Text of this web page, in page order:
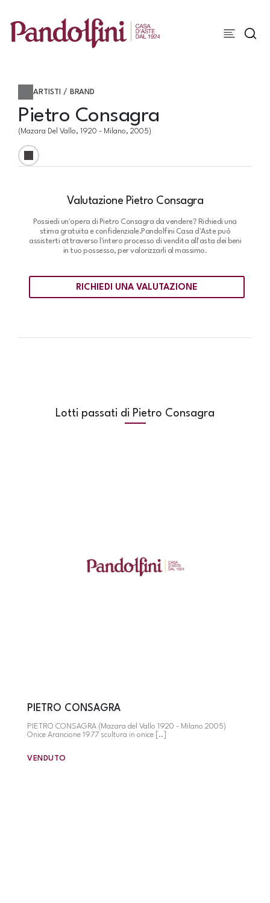
ARTISTI / BRAND
Pietro Consagra
(Mazara Del Vallo, 1920 - Milano, 2005)
Valutazione Pietro Consagra
Possiedi un'opera di Pietro Consagra da vendere? Richiedi una
stima gratuita e confidenziale.Pandolfini Casa d'Aste può
assisterti attraverso l'intero processo di vendita all'asta dei beni
in tuo possesso, per valorizzarli al massimo.
RICHIEDI UNA VALUTAZIONE
Lotti passati di Pietro Consagra
PIETRO CONSAGRA
PIETRO CONSAGRA (Mazara del Vallo 1920 - Milano 2005)
Onice Arancione 1977 scultura in onice [..]
VENDUTO